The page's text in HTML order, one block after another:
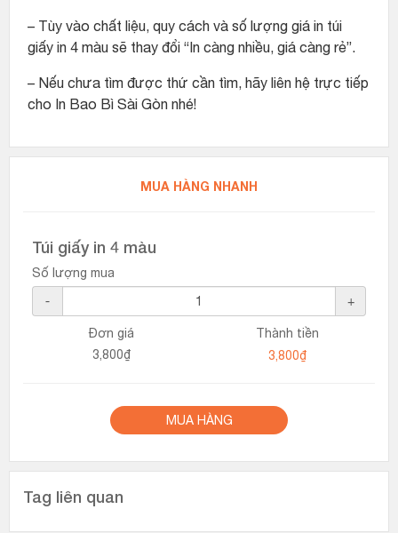
– Tùy vào chất liệu, quy cách và số lượng giá in túi
giấy in 4 màu sẽ thay đổi “In càng nhiều, giá càng rẻ”.
– Nếu chưa tìm được thứ cần tìm, hãy liên hệ trực tiếp
cho In Bao Bì Sài Gòn nhé!
MUA HÀNG NHANH
Túi giấy in 4 màu
Số lượng mua
-
+
Đơn giá
3,800₫
Thành tiền
MUA HÀNG
Tag liên quan